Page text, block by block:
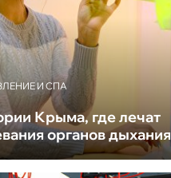
И СПА
Крыма, где лечат
органов дыхания